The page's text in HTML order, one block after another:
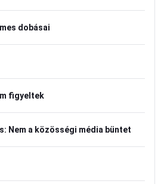
dobásai
figyeltek
Nem a közösségi média büntet